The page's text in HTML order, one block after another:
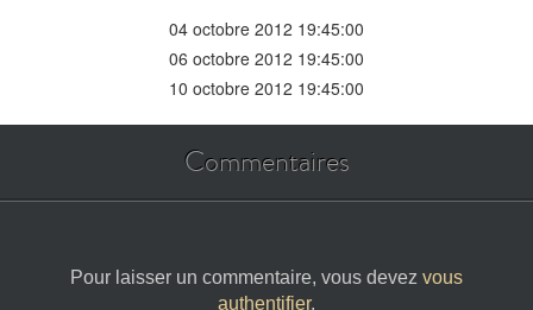
04 octobre 2012 19:45:00
06 octobre 2012 19:45:00
10 octobre 2012 19:45:00
Commentaires
Pour laisser un commentaire, vous devez vous
authentifier.